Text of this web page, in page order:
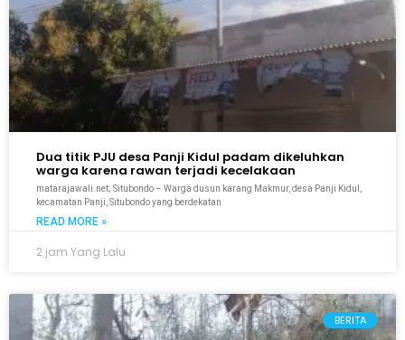
Dua titik PJU desa Panji Kidul padam dikeluhkan
warga karena rawan terjadi kecelakaan
matarajawali.net; Situbondo – Warga dusun karang Makmur, desa Panji Kidul,
kecamatan Panji, Situbondo yang berdekatan
READ MORE »
2 jam Yang Lalu
BERITA